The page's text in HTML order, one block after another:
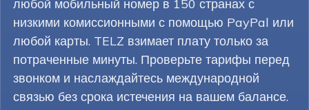
любой мобильный номер в 150 странах с
низкими комиссионными с помощью PayPal или
любой карты. TELZ взимает плату только за
потраченные минуты. Проверьте тарифы перед
звонком и наслаждайтесь международной
связью без срока истечения на вашем балансе.